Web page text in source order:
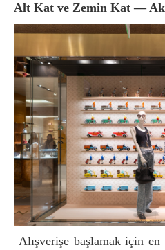
Alt Kat ve Zemin Kat —
Alışverişe başlamak için en iyi noktalardan biri. Hem